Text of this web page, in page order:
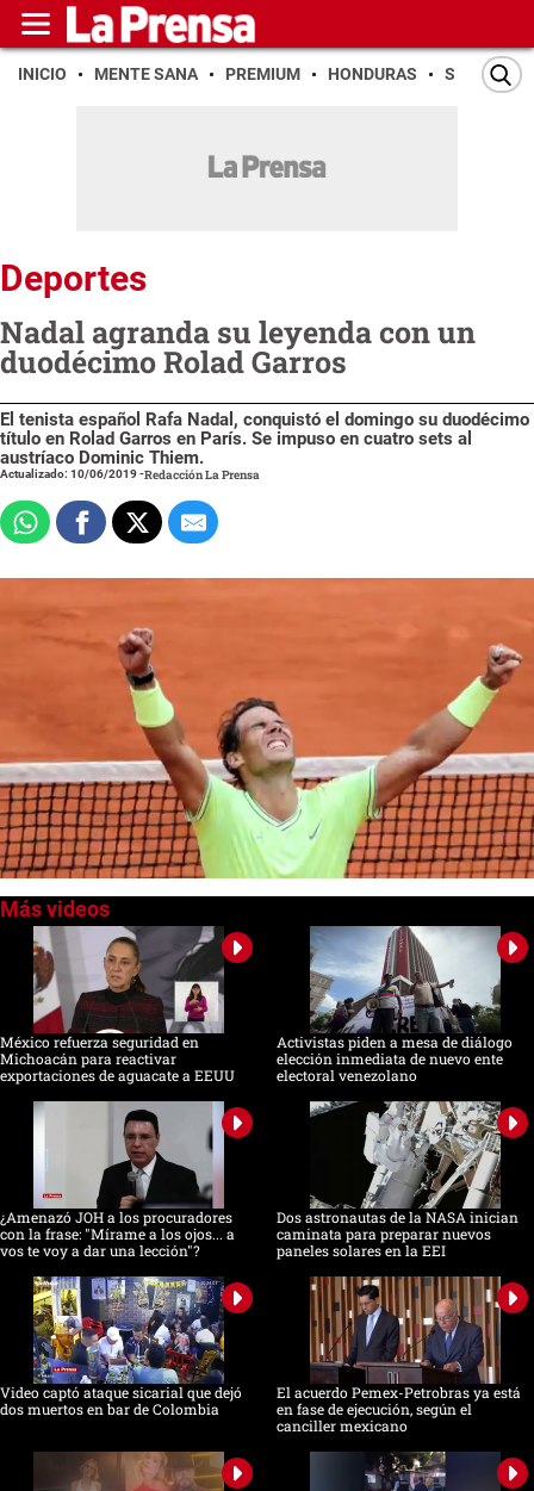
INICIO MENTE SANA PREMIUM HONDURAS SAN PEDRO
Deportes
Nadal agranda su leyenda con un
duodécimo Rolad Garros
El tenista español Rafa Nadal, conquistó el domingo su duodécimo
título en Rolad Garros en París. Se impuso en cuatro sets al
austríaco Dominic Thiem.
Actualizado: 10/06/2019-Redacción La Prensa
of
seconds
México refuerza seguridad en
Michoacán para reactivar
exportaciones de aguacate a EEUU
Activistas piden a mesa de diálogo
elección inmediata de nuevo ente
electoral venezolano
¿Amenazó JOH a los procuradores
con la frase: "Mírame a los ojos... a
vos te voy a dar una lección"?
Dos astronautas de la NASA inician
caminata para preparar nuevos
paneles solares en la EEI
Video captó ataque sicarial que dejó
dos muertos en bar de Colombia
El acuerdo Pemex-Petrobras ya está
en fase de ejecución, según el
canciller mexicano